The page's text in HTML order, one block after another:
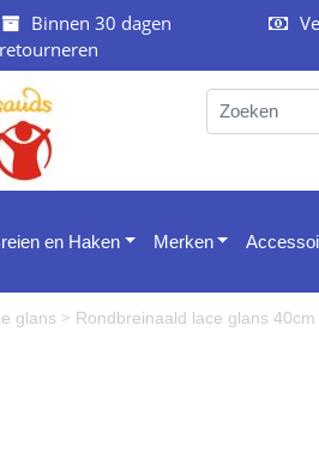
Binnen 30 dagen
retourneren
en Haken Merken
glans > Rondbreinaald lace glans 40cm